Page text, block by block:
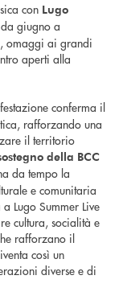
con Lugo
giugno a
omaggi ai grandi
aperti alla
conferma il
rafforzando una
il territorio
della BCC
da tempo la
e comunitaria
Lugo Summer Live
cultura, socialità e
rafforzano il
così un
diverse e di